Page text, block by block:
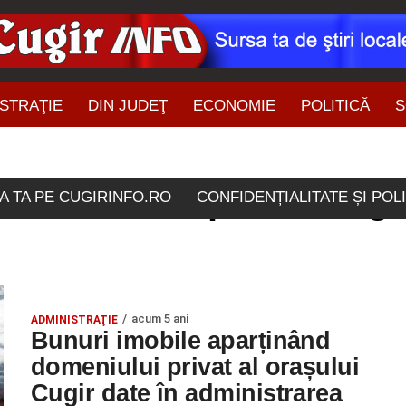
DIN JUDEŢ ECONOMIE POLITICĂ
TA PE CUGIRINFO.RO CONFIDENȚIALITATE ȘI
"serviciu public de
ADMINISTRAŢIE acum 5 ani
Bunuri imobile aparținând
domeniului privat al orașului
Cugir date în administrarea